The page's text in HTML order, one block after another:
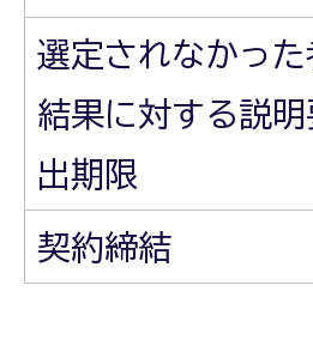
選定されなかっ
結果に対する説
出期限
契約締結